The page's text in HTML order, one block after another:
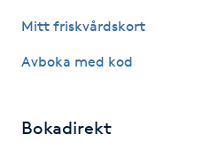
Kinesisk medicin
Mitt friskvårdskort
Avboka med kod
Bokadirekt